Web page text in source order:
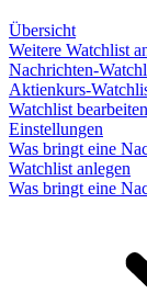
Übersicht
Weitere Watchlist
Nachrichten-
Aktienkurs-
Watchlist bearbeiten
Einstellungen
Was bringt eine
Watchlist anlegen
Was bringt eine